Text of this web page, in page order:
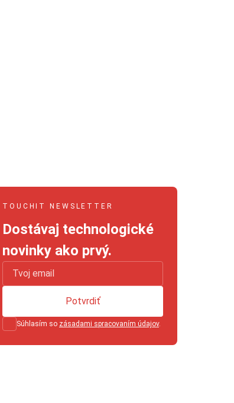
TOUCHIT NEWSLETTER
Dostávaj technologické
novinky ako prvý.
Súhlasím so zásadami spracovaním údajov.
Potvrdiť